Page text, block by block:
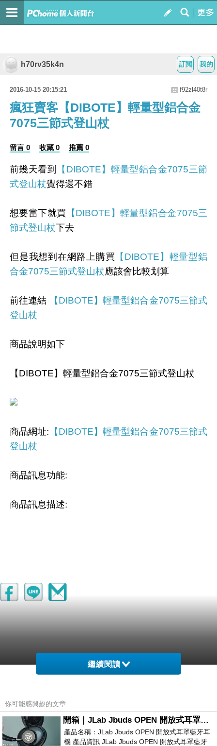
我的
訂閱
h70rv35k4n
2016-10-15 20:15:21 f92zl40t8r
瘋狂賣客【DIBOTE】輕量型鋁合金
7075三節式登山杖
留言 0 收藏 0 推薦 0
前幾天看到
【DIBOTE】輕量型鋁合金7075三節
式登山杖覺得還不錯
想要當下就買 【DIBOTE】輕量型鋁合金7075三
節式登山杖下去
但是我想到在網路上購買 【DIBOTE】輕量型鋁
合金7075三節式登山杖應該會比較划算
前往連結
【DIBOTE】輕量型鋁合金7075三節式
登山杖
商品說明如下
【DIBOTE】輕量型鋁合金7075三節式登山杖
商品網址: 【DIBOTE】輕量型鋁合金7075三節式
登山杖
商品訊息功能:
商品訊息描述:
【DIBOTE】輕量型鋁合金7075三節式登山杖
非買不可的理由
★人體工學防滑握把，不易鬆脫
繼續閱讀
你可能感興趣的文章
開箱｜JLab Jbuds OPEN 開放式耳罩藍牙耳機 - 設計美學，輕巧、透氣、環境音全物理達成！
產品名稱：JLab Jbuds OPEN 開放式耳罩藍牙耳
機 產品資訊 JLab Jbuds OPEN 開放式耳罩藍牙